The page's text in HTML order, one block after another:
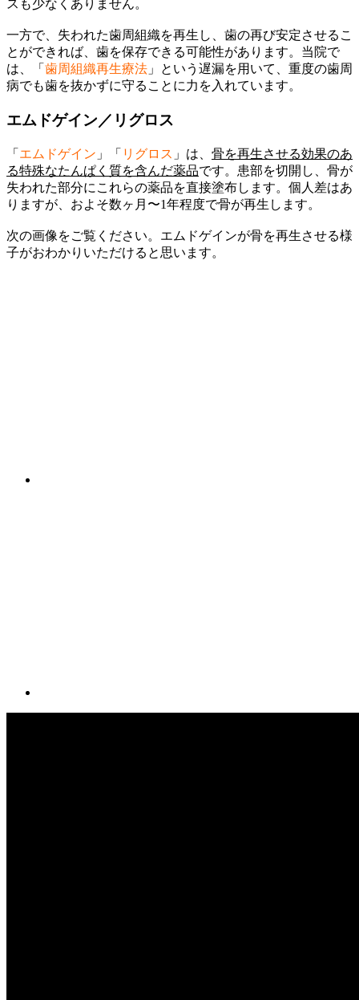
スも少なくありません。
一方で、失われた歯周組織を再生し、歯の再び安定させるこ
とができれば、歯を保存できる可能性があります。当院で
は、「 歯周組織再生療法 」という遅漏を用いて、重度の歯周
病でも歯を抜かずに守ることに力を入れています。
エムドゲイン／リグロス
「 エムドゲイン 」「 リグロス 」は、 骨を再生させる効果のあ
る特殊なたんぱく質を含んだ薬品です。患部を切開し、骨が
失われた部分にこれらの薬品を直接塗布します。個人差はあ
りますが、およそ数ヶ月〜1年程度で骨が再生します。
次の画像をご覧ください。エムドゲインが骨を再生させる様
子がおわかりいただけると思います。